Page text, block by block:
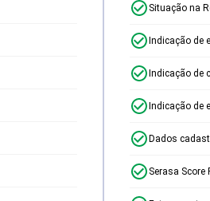
Situação na
Indicação de
Indicação de
Indicação de
Dados
Serasa Score